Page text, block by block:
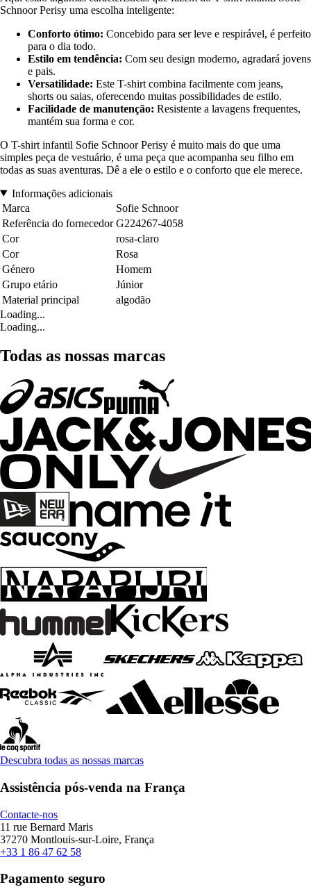
Schnoor Perisy uma escolha inteligente:
Conforto ótimo: Concebido para ser leve e respirável, é perfeito
para o dia todo.
Estilo em tendência: Com seu design moderno, agradará jovens
e pais.
Versatilidade: Este T-shirt combina facilmente com jeans,
shorts ou saias, oferecendo muitas possibilidades de estilo.
Facilidade de manutenção: Resistente a lavagens frequentes,
mantém sua forma e cor.
O T-shirt infantil Sofie Schnoor Perisy é muito mais do que uma
simples peça de vestuário, é uma peça que acompanha seu filho em
todas as suas aventuras. Dê a ele o estilo e o conforto que ele merece.
Informações adicionais
Marca
Sofie Schnoor
Referência do fornecedor G224267-4058
Cor
rosa-claro
Cor
Rosa
Género
Homem
Grupo etário
Júnior
Material principal
algodão
Loading...
Loading...
Todas as nossas marcas
Descubra todas as nossas marcas
Assistência pós-venda na França
Contacte-nos
11 rue Bernard Maris
37270 Montlouis-sur-Loire, França
+33 1 86 47 62 58
Pagamento seguro